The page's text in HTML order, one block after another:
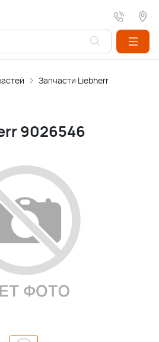
Запчасти Liebherr
9026546